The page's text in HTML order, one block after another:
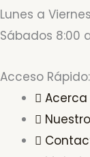
Lunes a
Sábados 8:00
Acceso Rápido:
Acerca